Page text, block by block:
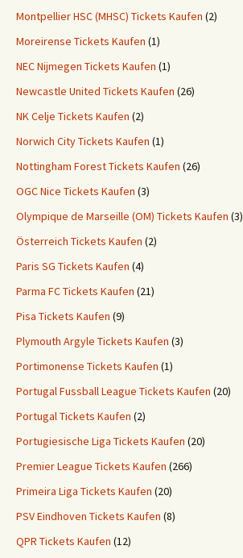
Montpellier HSC (MHSC) Tickets Kaufen (2)
Moreirense Tickets Kaufen (1)
NEC Nijmegen Tickets Kaufen (1)
Newcastle United Tickets Kaufen (26)
NK Celje Tickets Kaufen (2)
Norwich City Tickets Kaufen (1)
Nottingham Forest Tickets Kaufen (26)
OGC Nice Tickets Kaufen (3)
Olympique de Marseille (OM) Tickets Kaufen (3)
Österreich Tickets Kaufen (2)
Paris SG Tickets Kaufen (4)
Parma FC Tickets Kaufen (21)
Pisa Tickets Kaufen (9)
Plymouth Argyle Tickets Kaufen (3)
Portimonense Tickets Kaufen (1)
Portugal Fussball League Tickets Kaufen (20)
Portugal Tickets Kaufen (2)
Portugiesische Liga Tickets Kaufen (20)
Premier League Tickets Kaufen (266)
Primeira Liga Tickets Kaufen (20)
PSV Eindhoven Tickets Kaufen (8)
QPR Tickets Kaufen (12)